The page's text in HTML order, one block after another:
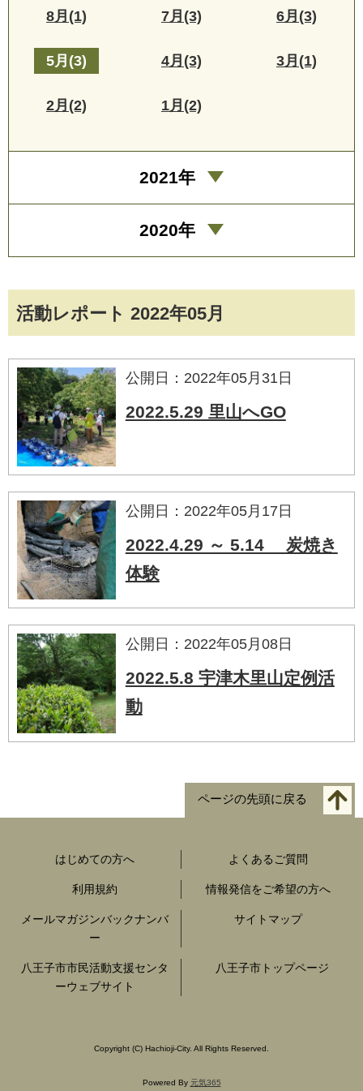
活動レポート 2022年05月
公開日：2022年05月31日
2022.5.29 里山へGO
公開日：2022年05月17日
2022.4.29 ～ 5.14 炭焼き
体験
公開日：2022年05月08日
2022.5.8 宇津木里山定例活
動
8月(1) 7月(3) 6月(3)
5月(3) 4月(3) 3月(1)
2月(2) 1月(2)
2021年
2020年
ページの先頭に戻る
はじめての方へ よくあるご質問
利用規約 情報発信をご希望の方へ
メールマガジンバックナンバ
ー
サイトマップ
八王子市市民活動支援センタ
ーウェブサイト
八王子市トップページ
Copyright (C) Hachioji-City. All Rights Reserved.
Powered By 元気365